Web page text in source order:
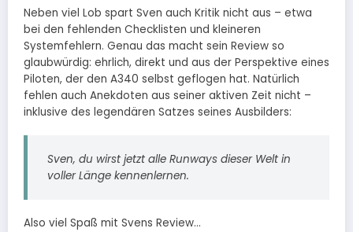
Neben viel Lob spart Sven auch Kritik nicht aus – etwa
bei den fehlenden Checklisten und kleineren
Systemfehlern. Genau das macht sein Review so
glaubwürdig: ehrlich, direkt und aus der Perspektive eines
Piloten, der den A340 selbst geflogen hat. Natürlich
fehlen auch Anekdoten aus seiner aktiven Zeit nicht –
inklusive des legendären Satzes seines Ausbilders:
Sven, du wirst jetzt alle Runways dieser Welt in
voller Länge kennenlernen.
Also viel Spaß mit Svens Review…